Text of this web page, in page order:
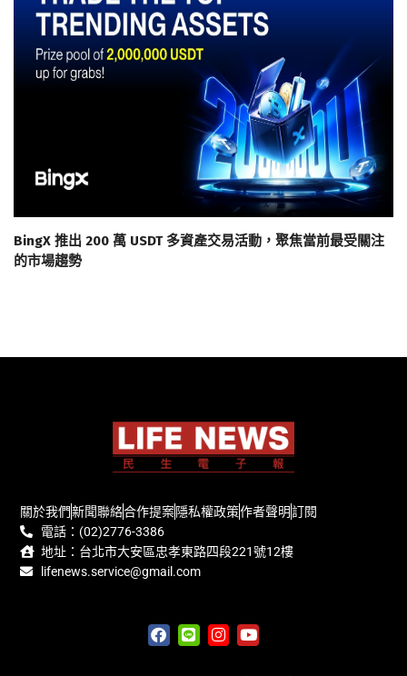
BingX 推出 200 萬 USDT 多資產交易活動，聚焦當前最受關注
的市場趨勢
關於我們新聞聯絡合作提案隱私權政策作者聲明訂閱
電話：(02)2776-3386
地址：台北市大安區忠孝東路四段221號12樓
lifenews.service@gmail.com